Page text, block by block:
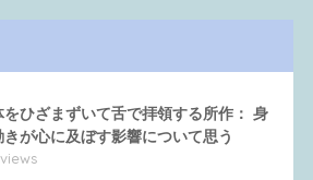
をひざまずいて舌で拝領する所作： 身
きが心に及ぼす影響について思う